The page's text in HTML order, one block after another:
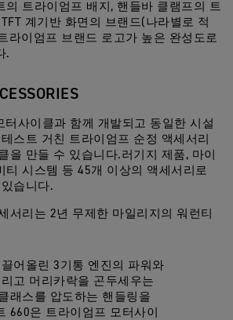
의 트라이엄프 배지, 핸들바 클램프의 트
계기반 화면의 브랜드(나라별로 적
라이엄프 브랜드 로고가 높은 완성도로
.
터사이클과 함께 개발되고 동일한 시설
스트 거친 트라이엄프 순정 액세서리
을 만들 수 있습니다.러기지 제품, 마이
티 시스템 등 45개 이상의 액세서리로
습니다.
서리는 2년 무제한 마일리지의 워런티
어올린 3기통 엔진의 파워와
고 머리카락을 곤두세우는
래스를 압도하는 핸들링을
660은 트라이엄프 모터사이